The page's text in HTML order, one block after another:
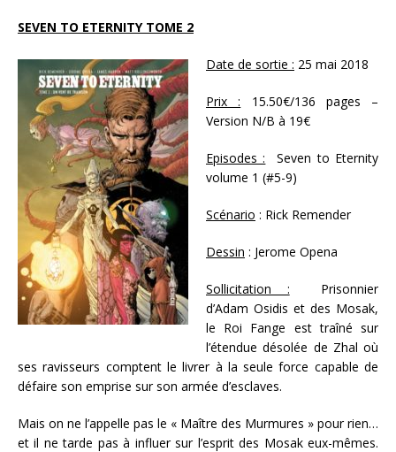
SEVEN TO ETERNITY TOME 2
Date de sortie : 25 mai 2018
Prix : 15.50€/136 pages –
Version N/B à 19€
Episodes : Seven to Eternity
volume 1 (#5-9)
Scénario : Rick Remender
Dessin : Jerome Opena
Sollicitation : Prisonnier
d’Adam Osidis et des Mosak,
le Roi Fange est traîné sur
l’étendue désolée de Zhal où
ses ravisseurs comptent le livrer à la seule force capable de
défaire son emprise sur son armée d’esclaves.
Mais on ne l’appelle pas le « Maître des Murmures » pour rien…
et il ne tarde pas à influer sur l’esprit des Mosak eux-mêmes.